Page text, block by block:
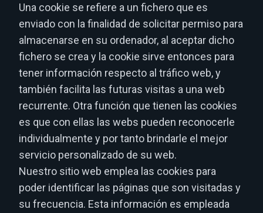
Una cookie se refiere a un fichero que es
enviado con la finalidad de solicitar permiso para
almacenarse en su ordenador, al aceptar dicho
fichero se crea y la cookie sirve entonces para
tener información respecto al tráfico web, y
también facilita las futuras visitas a una web
recurrente. Otra función que tienen las cookies
es que con ellas las webs pueden reconocerle
individualmente y por tanto brindarle el mejor
servicio personalizado de su web.
Nuestro sitio web emplea las cookies para
poder identificar las páginas que son visitadas y
su frecuencia. Esta información es empleada